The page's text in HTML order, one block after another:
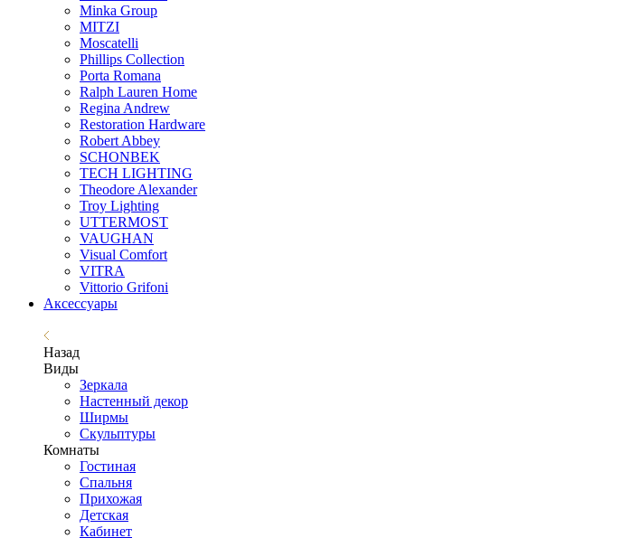
Minka Group
MITZI
Moscatelli
Phillips Collection
Porta Romana
Ralph Lauren Home
Regina Andrew
Restoration Hardware
Robert Abbey
SCHONBEK
TECH LIGHTING
Theodore Alexander
Troy Lighting
UTTERMOST
VAUGHAN
Visual Comfort
VITRA
Vittorio Grifoni
Аксессуары
Назад
Виды
Зеркала
Настенный декор
Ширмы
Скульптуры
Комнаты
Гостиная
Спальня
Прихожая
Детская
Кабинет